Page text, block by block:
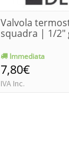
Valvola
squadra | 1/2"
Immediata
7,80€
IVA Inc.